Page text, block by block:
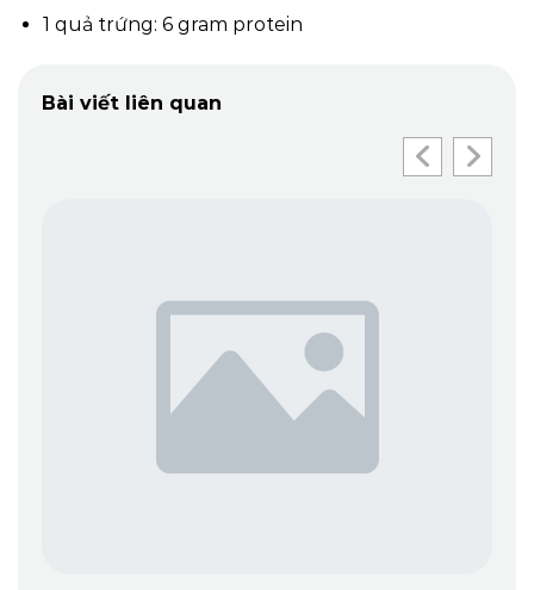
1 quả trứng: 6 gram protein
Bài viết liên quan